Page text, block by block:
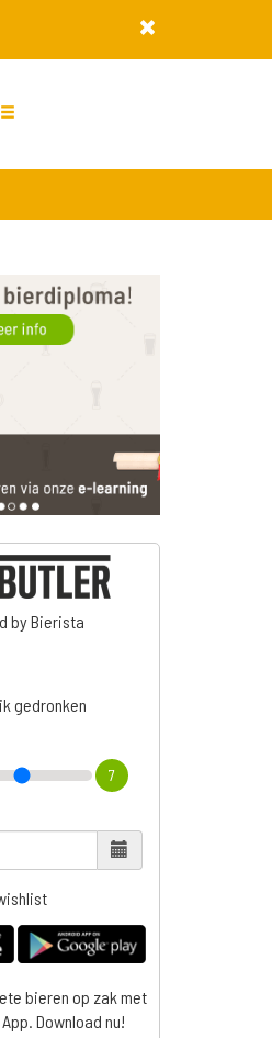
by Bierista
gedronken
7
bieren op zak met
Download nu!